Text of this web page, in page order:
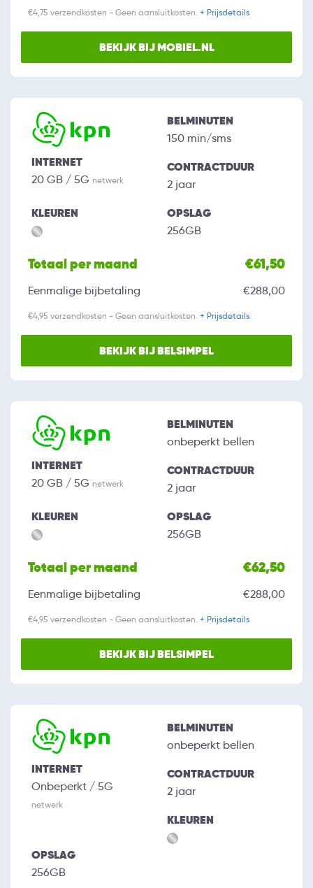
€4,75 verzendkosten - Geen aansluitkosten. + Prijsdetails
BEKIJK BIJ MOBIEL.NL
INTERNET
20 GB / 5G netwerk
BELMINUTEN
150 min/sms
CONTRACTDUUR
2 jaar
KLEUREN OPSLAG
256GB
Totaal per maand €61,50
Eenmalige bijbetaling €288,00
€4,95 verzendkosten - Geen aansluitkosten. + Prijsdetails
BEKIJK BIJ BELSIMPEL
INTERNET
20 GB / 5G netwerk
BELMINUTEN
onbeperkt bellen
CONTRACTDUUR
2 jaar
KLEUREN OPSLAG
256GB
Totaal per maand €62,50
Eenmalige bijbetaling €288,00
€4,95 verzendkosten - Geen aansluitkosten. + Prijsdetails
BEKIJK BIJ BELSIMPEL
INTERNET
Onbeperkt / 5G
netwerk
BELMINUTEN
onbeperkt bellen
CONTRACTDUUR
2 jaar
KLEUREN
OPSLAG
256GB